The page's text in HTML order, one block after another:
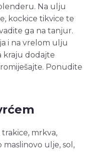
Na ulju
kockice tikvice te
ga na tanjur.
i na vrelom ulju
kraju dodajte
Ponudite
mrkva,
ulje, sol,